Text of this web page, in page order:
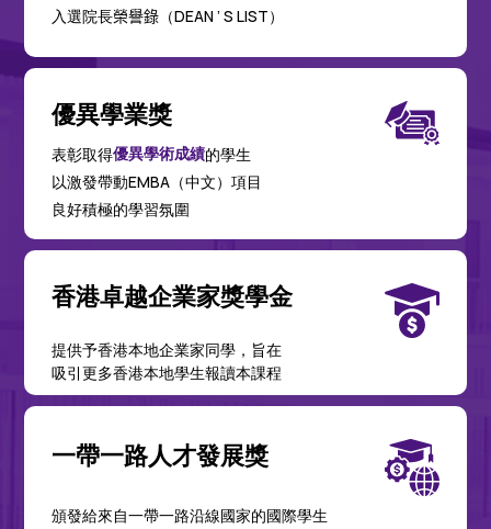
入選院長榮譽錄 （DEAN ’ S LIST）
優異學業獎
表彰取得優異學術成績的學生
以激發帶動EMBA（中文）項目
良好積極的學習氛圍
香港卓越企業家獎學金
提供予香港本地企業家同學，旨在
吸引更多香港本地學生報讀本課程
一帶一路人才發展獎
頒發給來自一帶一路沿線國家的國際學生